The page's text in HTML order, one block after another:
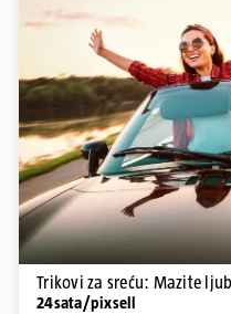
Trikovi za sreću: Mazite
24sata/pixsell